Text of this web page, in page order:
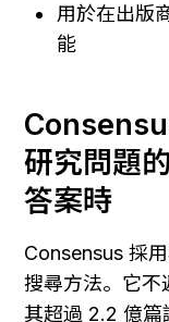
用於在出版
能
研究問題
答案時
Consensus 採
搜尋方法。它不
其超過 2.2 億篇